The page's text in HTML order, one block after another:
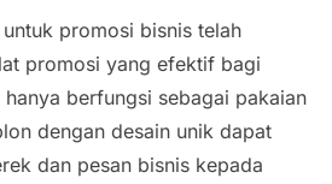
promosi bisnis telah
promosi yang efektif bagi
berfungsi sebagai pakaian
dengan desain unik dapat
dan pesan bisnis kepada